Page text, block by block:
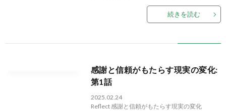
続きを読む
感謝と信頼がもたらす現実の変化:
第1話
2025.02.24
Reflect感謝と信頼がもたらす現実の変化